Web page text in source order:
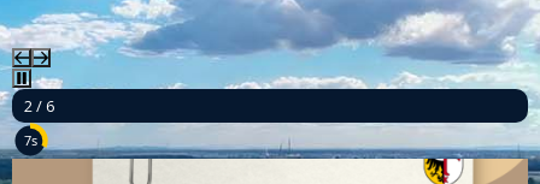
2 / 6
5s
Ponad milion złotych dla bezpieczeństwa mieszkańców Gminy Czernica!